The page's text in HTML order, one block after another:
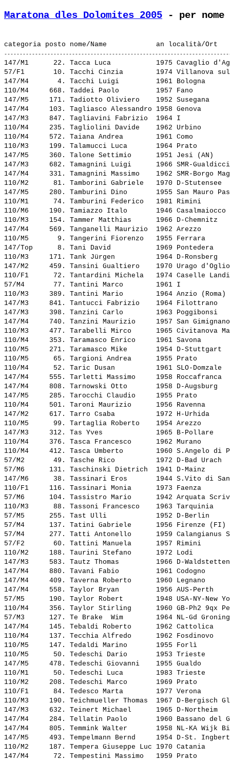
Maratona dles Dolomites 2005 - per nome
147/M1      22. Tacca Luca
1975 Cavaglio
57/F1       10. Tacchi Cinzia
1974 Villanova
147/M4       4. Tacchi Luigi
1961 Bologna
110/M4     668. Taddei Paolo
1957 Fano
147/M5     171. Tadiotto Oliviero
1952 Susegana
147/M4     103. Tagliasco Alessandro 1958 Genova
147/M3     847. Tagliavini Fabrizio
1964 I
110/M4     235. Tagliolini Davide
1962 Urbino
110/M4     572. Taiana Andrea
1961 Como
110/M3     199. Talamucci Luca
1964 Prato
147/M5     360. Talone Settimio
1951 Jesi (AN)
147/M3     682. Tamagnini Luigi
1966 SMR-
147/M4     331. Tamagnini Massimo
1962 SMR-
110/M2      81. Tamborini Gabriele
1970 D-
147/M5     280. Tamburini Dino
1955 San Mauro
110/M1      74. Tamburini Federico
1981 Rimini
110/M6     190. Tamiazzo Italo
1946
110/M3     154. Tammer Matthias
1966 D-
147/M4     569. Tanganelli Maurizio
1962 Arezzo
110/M5       9. Tangerini Fiorenzo
1955 Ferrara
147/Top      8. Tani David
1969 Pontedera
110/M3     171. Tank Jürgen
1964 D-
147/M2     459. Tansini Gualtiero
1970 Urago
110/F1      72. Tantardini Michela
1974 Caselle
57/M4       77. Tantini Marco
1961 I
110/M3     389. Tantini Mario
1964 Anzio
147/M3     841. Tantucci Fabrizio
1964
147/M3     398. Tanzini Carlo
1963
147/M4     740. Tanzini Maurizio
1957 San
110/M3     477. Tarabelli Mirco
1965 Civitanova
110/M4     353. Taramasco Enrico
1961 Savona
110/M5     271. Taramasco Mike
1954 D-
110/M5      65. Targioni Andrea
1955 Prato
110/M4      52. Taric Dusan
1961 SLO-
147/M4     555. Tarletti Massimo
1958
147/M4     808. Tarnowski Otto
1958 D-
147/M5     285. Tarocchi Claudio
1955 Prato
110/M4     501. Taroni Maurizio
1956 Ravenna
147/M2     617. Tarro Csaba
1972 H-Urhida
110/M5      99. Tartaglia Roberto
1954 Arezzo
147/M3     312. Tas Yves
1965 B-Pollare
110/M4     376. Tasca Francesco
1962 Murano
110/M4     412. Tasca Umberto
1960 S.Angelo
57/M2       49. Tasche Rico
1972 D-Bad
57/M6      131. Taschinski Dietrich
1941 D-Mainz
147/M6      38. Tassinari Eros
1944 S.Vito di
110/F1     116. Tassinari Monia
1973 Faenza
57/M6      104. Tassistro Mario
1942 Arquata
110/M3      88. Tassoni Francesco
1963 Tarquinia
57/M5      255. Tast Ulli
1952 D-Berlin
57/M4      137. Tatini Gabriele
1956 Firenze
57/M4      277. Tatti Antonello
1959
57/F2       60. Tattini Manuela
1957 Rimini
110/M2     188. Taurini Stefano
1972 Lodi
147/M3     583. Tautz Thomas
1966 D-
147/M4     880. Tavani Fabio
1961 Codogno
147/M4     409. Taverna Roberto
1960 Legnano
147/M4     558. Taylor Bryan
1956 AUS-
57/M5      190. Taylor Robert
1948 USA-NY-
110/M4     356. Taylor Stirling
1960 GB-Ph2
57/M3      127. Te Brake  Wim
1964 NL-Gd
147/M4     145. Tebaldi Roberto
1962 Cattolica
110/M4     137. Tecchia Alfredo
1962
110/M5     147. Tedaldi Marino
1955 Forlì
110/M5      50. Tedeschi Dario
1953 Trieste
147/M5     478. Tedeschi Giovanni
1955 Gualdo
110/M1      50. Tedeschi Luca
1983 Trieste
110/M2     208. Tedeschi Marco
1969 Prato
110/F1      84. Tedesco Marta
1977 Verona
110/M3     190. Teichmueller Thomas
1967 D-
147/M3     632. Teinert Michael
1965 D-
147/M4     284. Tellatin Paolo
1960 Bassano
147/M4     805. Temmink Walter
1958 NL-KA
147/M5     493. Tempelmann Bernd
1954 D-St.
110/M2     187. Tempera Giuseppe Luc 1970 Catania
147/M4      72. Tempestini Massimo
1959 Prato